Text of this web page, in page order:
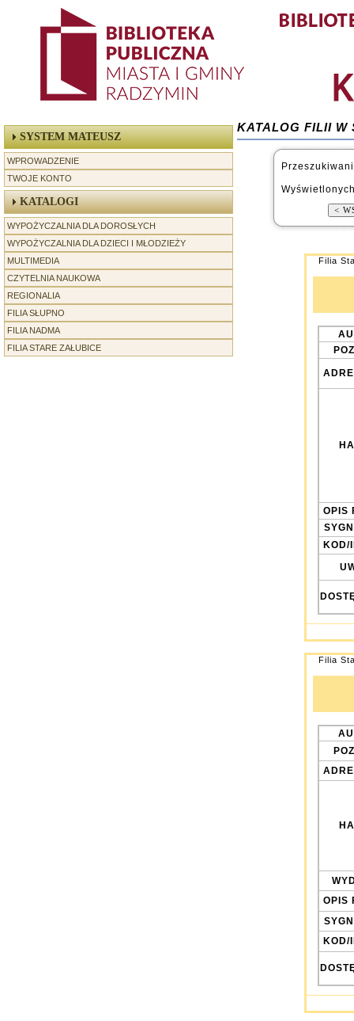
SYSTEM MATEUSZ
WPROWADZENIE
TWOJE KONTO
KATALOGI
WYPOŻYCZALNIA DLA DOROSŁYCH
WYPOŻYCZALNIA DLA DZIECI I MŁODZIEŻY
MULTIMEDIA
CZYTELNIA NAUKOWA
REGIONALIA
-----------------
FILIA SŁUPNO
FILIA NADMA
FILIA STARE ZAŁUBICE
KATALOG FILII W
Filia
OPIS
KOD/
Filia
OPIS
KOD/